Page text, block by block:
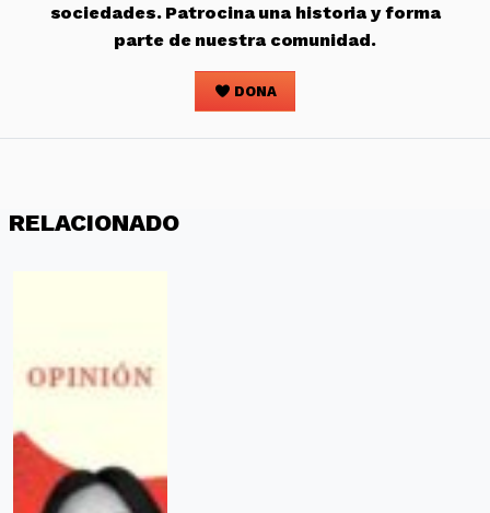
sociedades. Patrocina una historia y forma
parte de nuestra comunidad.
DONA
RELACIONADO